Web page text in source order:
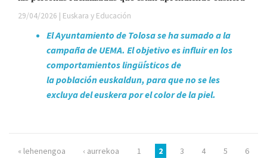
29/04/2026 | Euskara y Educación
El Ayuntamiento de Tolosa se ha sumado a la
campaña de UEMA. El objetivo es influir en los
comportamientos lingüísticos de
la población euskaldun, para que no se les
excluya del euskera por el color de la piel.
Páginas
« lehenengoa ‹ aurrekoa 1 2 3 4 5
6